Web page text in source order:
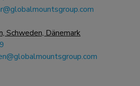
Schweden, Dänemark